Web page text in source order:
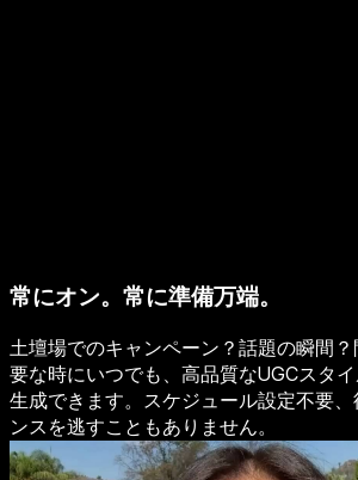
常にオン。常に準備万端。
土壇場でのキャンペーン？話題の瞬間
要な時にいつでも、高品質なUGCスタ
生成できます。スケジュール設定不要
ンスを逃すこともありません。